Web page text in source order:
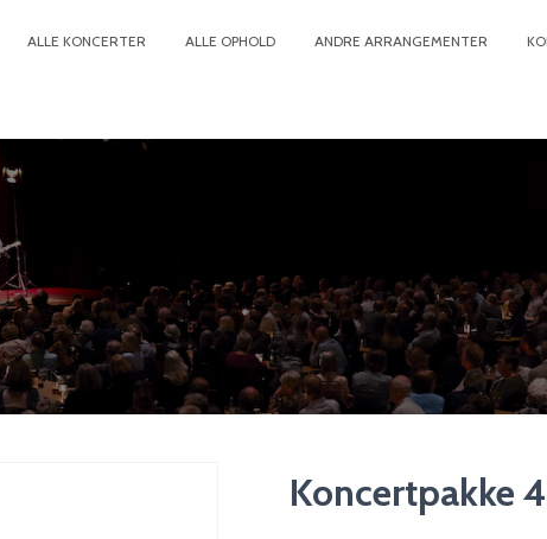
ALLE KONCERTER ALLE OPHOLD ANDRE ARRANGEMENTER
Koncertpakke